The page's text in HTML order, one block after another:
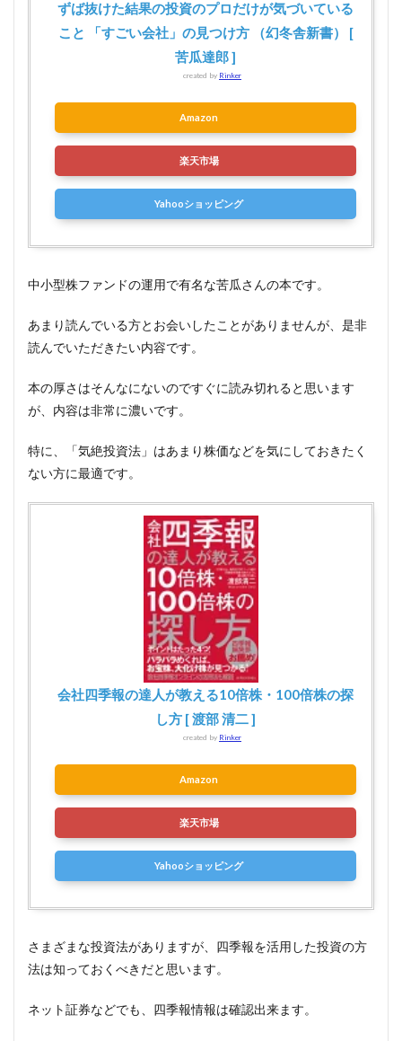
ずば抜けた結果の投資のプロだけが気づいている
こと 「すごい会社」の見つけ方 （幻冬舎新書） [
苦瓜達郎 ]
created by Rinker
Amazon
楽天市場
Yahooショッピング
中小型株ファンドの運用で有名な苦瓜さんの本です。
あまり読んでいる方とお会いしたことがありませんが、是非
読んでいただきたい内容です。
本の厚さはそんなにないのですぐに読み切れると思います
が、内容は非常に濃いです。
特に、「気絶投資法」はあまり株価などを気にしておきたく
ない方に最適です。
会社四季報の達人が教える10倍株・100倍株の探
し方 [ 渡部 清二 ]
created by Rinker
Amazon
楽天市場
Yahooショッピング
さまざまな投資法がありますが、四季報を活用した投資の方
法は知っておくべきだと思います。
ネット証券などでも、四季報情報は確認出来ます。